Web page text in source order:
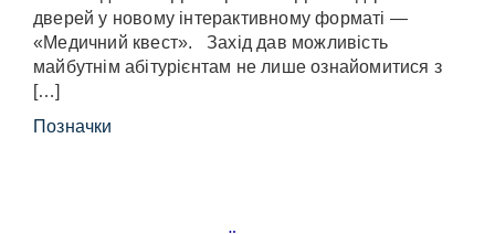
дверей у новому інтерактивному форматі —
«Медичний квест». Захід дав можливість
майбутнім абітурієнтам не лише ознайомитися з
[…]
Позначки